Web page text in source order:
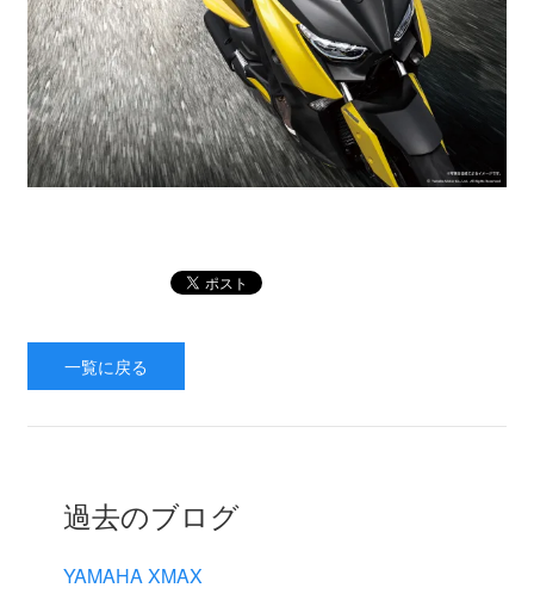
一覧に戻る
過去のブログ
YAMAHA XMAX